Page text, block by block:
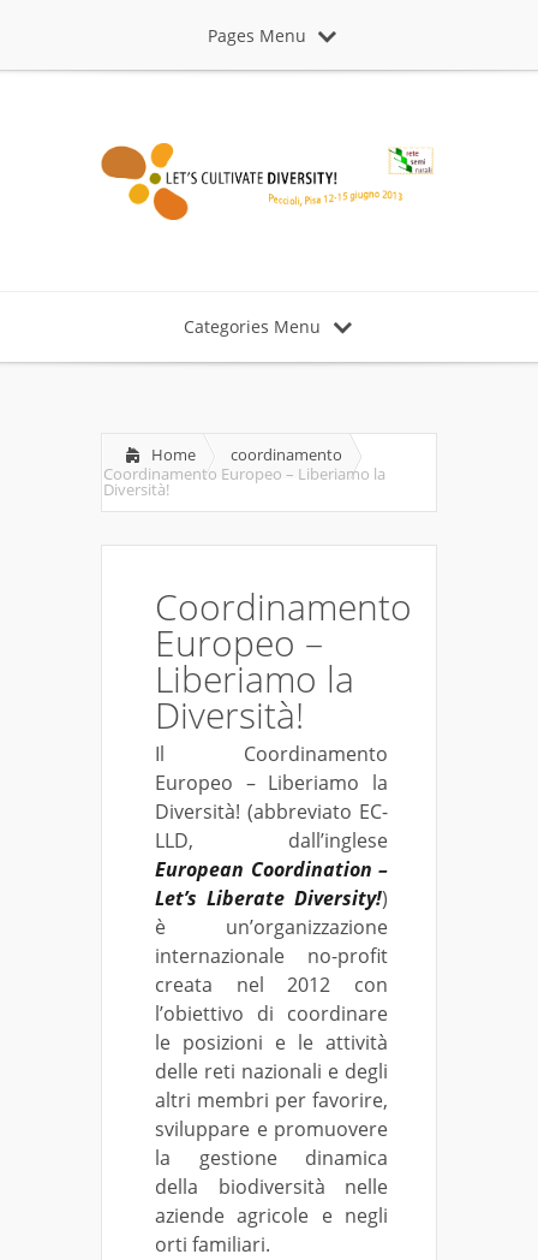
Pages Menu
Categories Menu
Home
coordinamento
Coordinamento Europeo – Liberiamo la
Diversità!
Coordinamento
Europeo –
Liberiamo la
Diversità!
Il Coordinamento
Europeo – Liberiamo la
Diversità! (abbreviato EC-
LLD, dall’inglese
European Coordination –
Let’s Liberate Diversity!)
è un’organizzazione
internazionale no-profit
creata nel 2012 con
l’obiettivo di coordinare
le posizioni e le attività
delle reti nazionali e degli
altri membri per favorire,
sviluppare e promuovere
la gestione dinamica
della biodiversità nelle
aziende agricole e negli
orti familiari.